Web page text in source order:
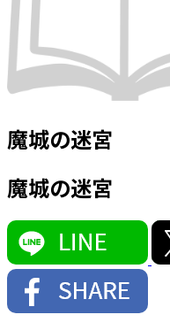
魔城の迷宮
魔城の迷宮